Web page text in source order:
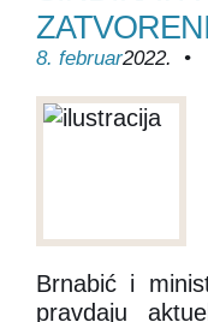
8. februar2022. •
Brnabić i
pravdaju